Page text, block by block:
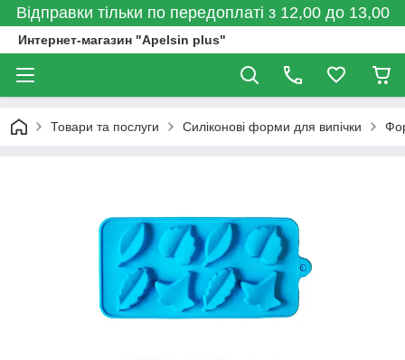
Відправки тільки по передоплаті з 12,00 до 13,00
Интернет-магазин "Apelsin plus"
Товари та послуги Силіконові форми для випічки